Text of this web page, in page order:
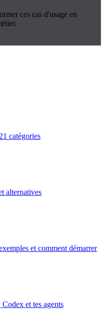
ces cas d'usage en
catégories
alternatives
et comment démarrer
et tes agents